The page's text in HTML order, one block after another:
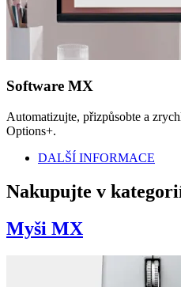
Software MX
Automatizujte, přizpůsobte a
Options+.
DALŠÍ INFORMACE
Nakupujte v
Myši MX